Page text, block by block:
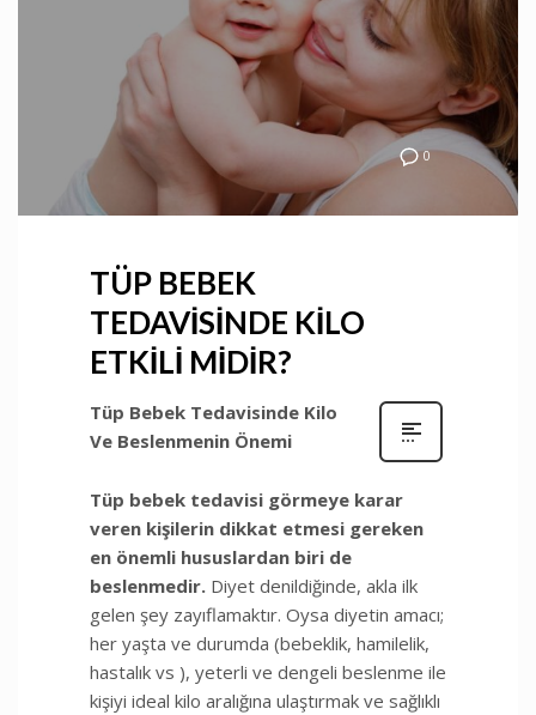
0
TÜP BEBEK
TEDAVİSİNDE KİLO
ETKİLİ MİDİR?
Tüp Bebek Tedavisinde Kilo
Ve Beslenmenin Önemi
Tüp bebek tedavisi görmeye karar
veren kişilerin dikkat etmesi gereken
en önemli hususlardan biri de
beslenmedir. Diyet denildiğinde, akla ilk
gelen şey zayıflamaktır. Oysa diyetin amacı;
her yaşta ve durumda (bebeklik, hamilelik,
hastalık vs ), yeterli ve dengeli beslenme ile
kişiyi ideal kilo aralığına ulaştırmak ve sağlıklı